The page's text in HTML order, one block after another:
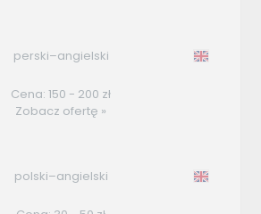
perski–angielski
Cena: 150 - 200 zł
Zobacz ofertę »
polski–angielski